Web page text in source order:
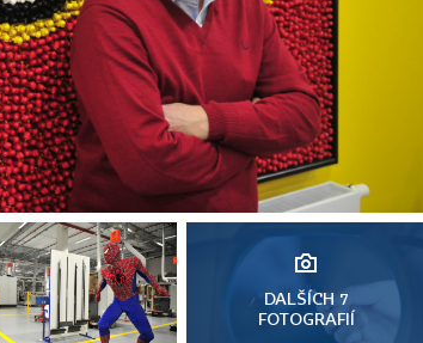
DALŠÍCH 7
FOTOGRAFIÍ